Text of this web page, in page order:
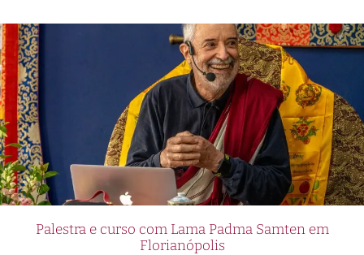
Palestra e curso com Lama Padma Samten em
Florianópolis